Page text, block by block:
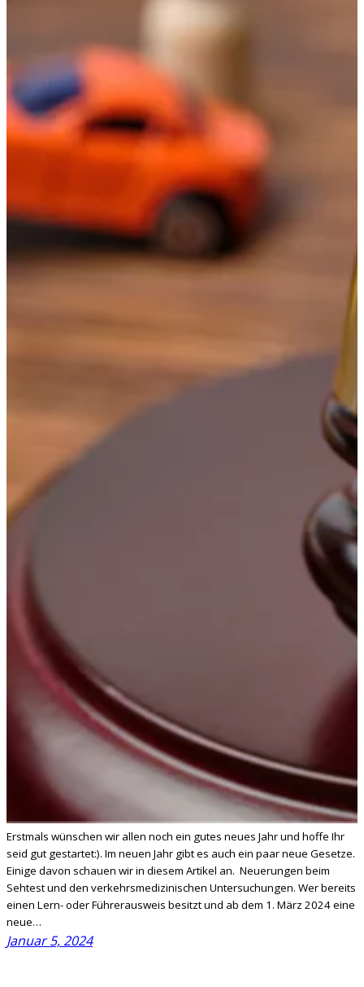
Erstmals wünschen wir allen noch ein gutes neues Jahr und hoffe Ihr
seid gut gestartet:). Im neuen Jahr gibt es auch ein paar neue Gesetze.
Einige davon schauen wir in diesem Artikel an. Neuerungen beim
Sehtest und den verkehrsmedizinischen Untersuchungen. Wer bereits
einen Lern- oder Führerausweis besitzt und ab dem 1. März 2024 eine
neue…
Januar 5, 2024